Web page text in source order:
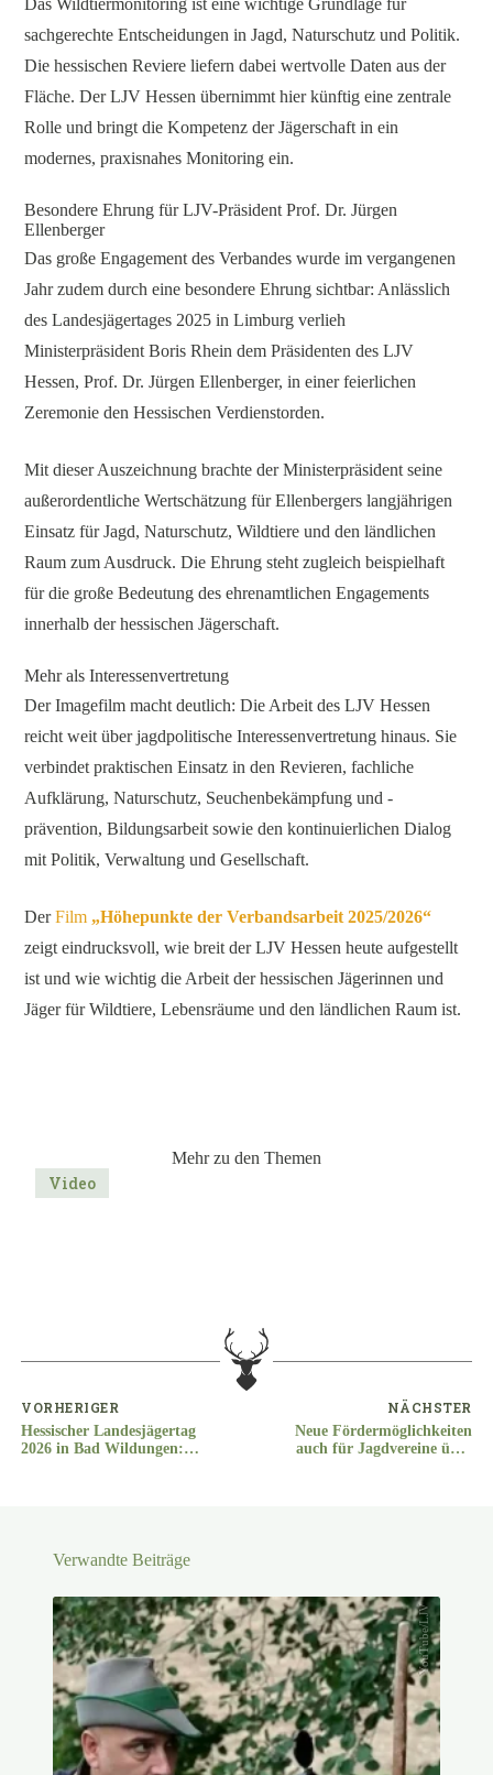
Das Wildtiermonitoring ist eine wichtige Grundlage für
sachgerechte Entscheidungen in Jagd, Naturschutz und Politik.
Die hessischen Reviere liefern dabei wertvolle Daten aus der
Fläche. Der LJV Hessen übernimmt hier künftig eine zentrale
Rolle und bringt die Kompetenz der Jägerschaft in ein
modernes, praxisnahes Monitoring ein.
Besondere Ehrung für LJV-Präsident Prof. Dr. Jürgen
Ellenberger
Das große Engagement des Verbandes wurde im vergangenen
Jahr zudem durch eine besondere Ehrung sichtbar: Anlässlich
des Landesjägertages 2025 in Limburg verlieh
Ministerpräsident Boris Rhein dem Präsidenten des LJV
Hessen, Prof. Dr. Jürgen Ellenberger, in einer feierlichen
Zeremonie den Hessischen Verdienstorden.
Mit dieser Auszeichnung brachte der Ministerpräsident seine
außerordentliche Wertschätzung für Ellenbergers langjährigen
Einsatz für Jagd, Naturschutz, Wildtiere und den ländlichen
Raum zum Ausdruck. Die Ehrung steht zugleich beispielhaft
für die große Bedeutung des ehrenamtlichen Engagements
innerhalb der hessischen Jägerschaft.
Mehr als Interessenvertretung
Der Imagefilm macht deutlich: Die Arbeit des LJV Hessen
reicht weit über jagdpolitische Interessenvertretung hinaus. Sie
verbindet praktischen Einsatz in den Revieren, fachliche
Aufklärung, Naturschutz, Seuchenbekämpfung und -
prävention, Bildungsarbeit sowie den kontinuierlichen Dialog
mit Politik, Verwaltung und Gesellschaft.
DerFilm „Höhepunkte der Verbandsarbeit 2025/2026“
zeigt eindrucksvoll, wie breit der LJV Hessen heute aufgestellt
ist und wie wichtig die Arbeit der hessischen Jägerinnen und
Jäger für Wildtiere, Lebensräume und den ländlichen Raum ist.
Mehr zu den Themen
Video
VORHERIGER
Hessischer Landesjägertag
2026 in Bad Wildungen:
NÄCHSTER
Neue Fördermöglichkeiten
auch für Jagdvereine über
Verwandte Beiträge
YouTube/LJV